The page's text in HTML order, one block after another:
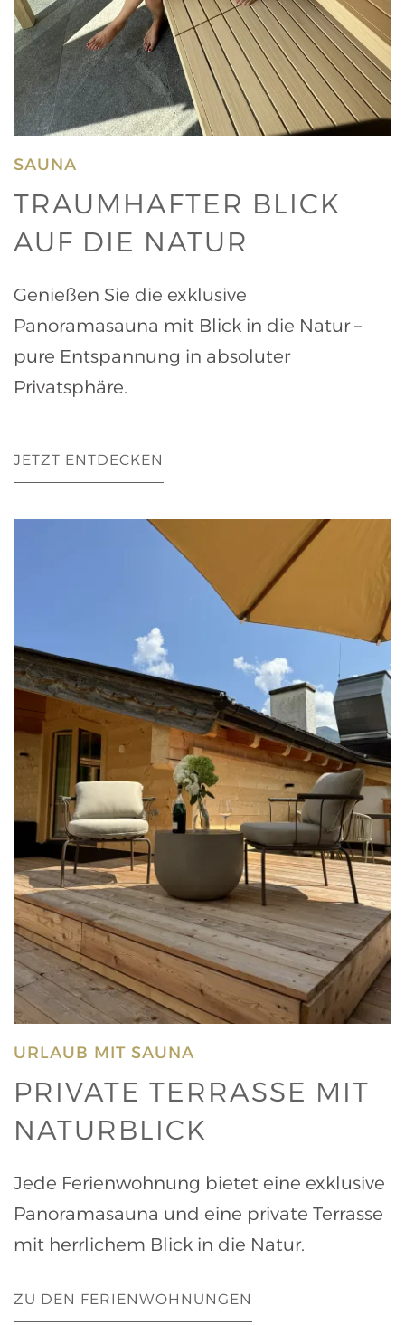
SAUNA
TRAUMHAFTER BLICK
AUF DIE NATUR
Genießen Sie die exklusive
Panoramasauna mit Blick in die Natur –
pure Entspannung in absoluter
Privatsphäre.
JETZT ENTDECKEN
URLAUB MIT SAUNA
PRIVATE TERRASSE MIT
NATURBLICK
Jede Ferienwohnung bietet eine exklusive
Panoramasauna und eine private Terrasse
mit herrlichem Blick in die Natur.
ZU DEN FERIENWOHNUNGEN